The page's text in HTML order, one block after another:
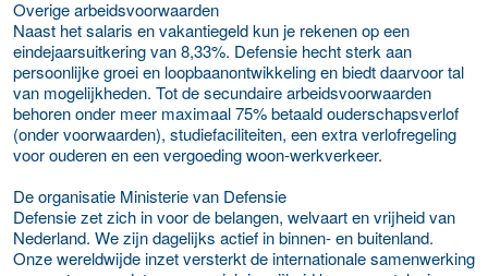
Overige arbeidsvoorwaarden
Naast het salaris en vakantiegeld kun je rekenen op een
eindejaarsuitkering van 8,33%. Defensie hecht sterk aan
persoonlijke groei en loopbaanontwikkeling en biedt daarvoor tal
van mogelijkheden. Tot de secundaire arbeidsvoorwaarden
behoren onder meer maximaal 75% betaald ouderschapsverlof
(onder voorwaarden), studiefaciliteiten, een extra verlofregeling
voor ouderen en een vergoeding woon-werkverkeer.
De organisatie Ministerie van Defensie
Defensie zet zich in voor de belangen, welvaart en vrijheid van
Nederland. We zijn dagelijks actief in binnen- en buitenland.
Onze wereldwijde inzet versterkt de internationale samenwerking